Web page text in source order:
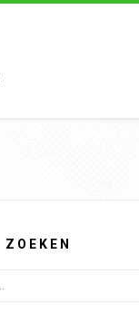
ZOEKEN